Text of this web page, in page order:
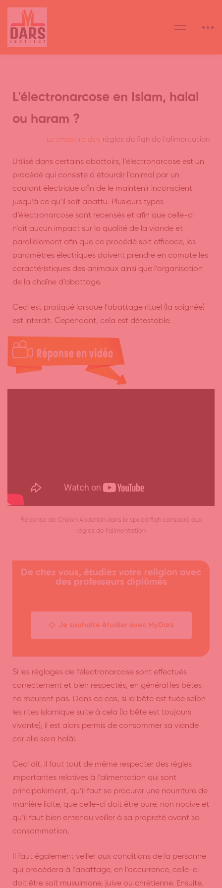
L'électronarcose en Islam, halal
ou haram ?
Le chapitre des règles du fiqh de l’alimentation
Utilisé dans certains abattoirs, l’électronarcose est un
procédé qui consiste à étourdir l’animal par un
courant électrique afin de le maintenir inconscient
jusqu’à ce qu’il soit abattu. Plusieurs types
d’électronarcose sont recensés et afin que celle-ci
n’ait aucun impact sur la qualité de la viande et
parallèlement afin que ce procédé soit efficace, les
paramètres électriques doivent prendre en compte les
caractéristiques des animaux ainsi que l’organisation
de la chaîne d’abattage.
Ceci est pratiqué lorsque l’abattage rituel (la saignée)
est interdit. Cependant, cela est détestable.
Réponse de Cheikh Abdellah dans le speed fiqh consacré aux
règles de l’alimentation
De chez vous, étudiez votre religion avec
des professeurs diplômés
Je souhaite étudier avec MyDars
Si les réglages de l’électronarcose sont effectués
correctement et bien respectés, en général les bêtes
ne meurent pas. Dans ce cas, si la bête est tuée selon
les rites islamique suite à cela (la bête est toujours
vivante), il est alors permis de consommer sa viande
car elle sera halâl.
Ceci dit, il faut tout de même respecter des règles
importantes relatives à l’alimentation qui sont
principalement, qu’il faut se procurer une nourriture de
manière licite, que celle-ci doit être pure, non nocive et
qu’il faut bien entendu veiller à sa propreté avant sa
consommation.
Il faut également veiller aux conditions de la personne
qui procédera à l’abattage, en l’occurrence, celle-ci
doit être soit musulmane, juive ou chrétienne. Ensuite,